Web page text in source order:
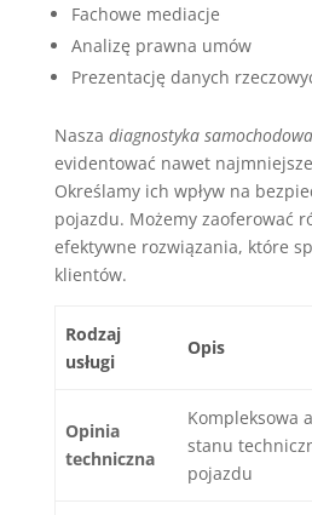
Fachowe mediacje
Analizę prawna umów
Prezentację danych
Nasza diagnostyka
evidentować nawet
Określamy ich wpływ na
pojazdu. Możemy zaoferować
efektywne rozwiązania, które
klientów.
Rodzaj
usługi
Opis
Opinia
techniczna
Kompleksowa
stanu
pojazdu